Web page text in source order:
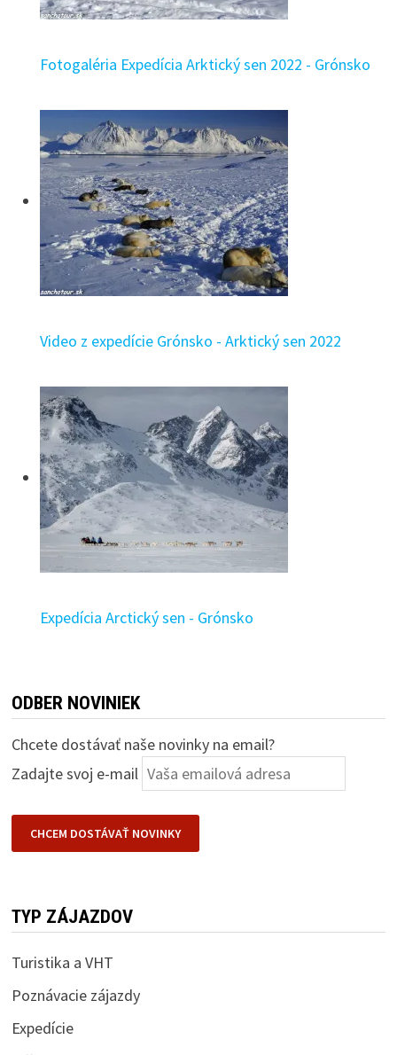
Fotogaléria Expedícia Arktický sen 2022 - Grónsko
Video z expedície Grónsko - Arktický sen 2022
Expedícia Arctický sen - Grónsko
ODBER NOVINIEK
Chcete dostávať naše novinky na email?
Zadajte svoj e-mail
TYP ZÁJAZDOV
Turistika a VHT
Poznávacie zájazdy
Expedície